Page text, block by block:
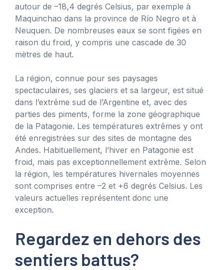
autour de –18,4 degrés Celsius, par exemple à
Maquinchao dans la province de Río Negro et à
Neuquen. De nombreuses eaux se sont figées en
raison du froid, y compris une cascade de 30
mètres de haut.
La région, connue pour ses paysages
spectaculaires, ses glaciers et sa largeur, est situé
dans l’extrême sud de l’Argentine et, avec des
parties des piments, forme la zone géographique
de la Patagonie. Les températures extrêmes y ont
été enregistrées sur des sites de montagne des
Andes. Habituellement, l’hiver en Patagonie est
froid, mais pas exceptionnellement extrême. Selon
la région, les températures hivernales moyennes
sont comprises entre –2 et +6 degrés Celsius. Les
valeurs actuelles représentent donc une
exception.
Regardez en dehors des
sentiers battus?